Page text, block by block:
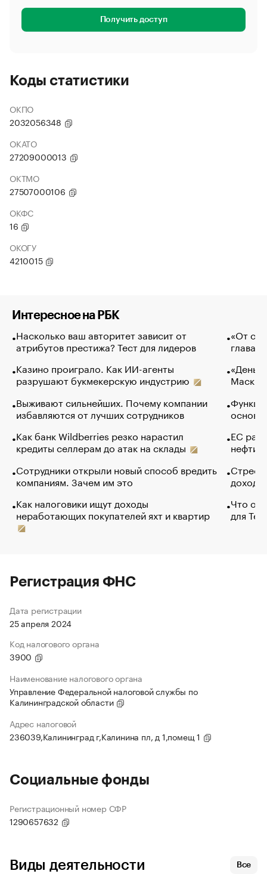
Получить доступ
Коды статистики
ОКПО
2032056348
ОКАТО
27209000013
ОКТМО
27507000106
ОКФС
16
ОКОГУ
4210015
Интересное на РБК
Насколько ваш авторитет зависит от
атрибутов престижа? Тест для лидеров
Казино проиграло. Как ИИ-агенты
разрушают букмекерскую индустрию
Выживают сильнейших. Почему компании
избавляются от лучших сотрудников
Как банк Wildberries резко нарастил
кредиты селлерам до атак на склады
Сотрудники открыли новый способ вредить
компаниям. Зачем им это
Как налоговики ищут доходы
неработающих покупателей яхт и квартир
«От
глава
Маск в
основ
ЕС
нефти
Что
для
Регистрация ФНС
Дата регистрации
25 апреля 2024
Код налогового органа
3900
Наименование налогового органа
Управление Федеральной налоговой службы по
Калининградской области
Адрес налоговой
236039,Калининград г,Калинина пл, д 1,помещ 1
Социальные фонды
Регистрационный номер СФР
1290657632
Виды деятельности Все